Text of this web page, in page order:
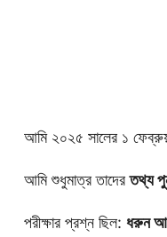
আমি ২০২৫ সালের ১
আমি শুধুমাত্র তাদেরতথ্য
পরীক্ষার প্রশ্ন ছিল: ধরুন